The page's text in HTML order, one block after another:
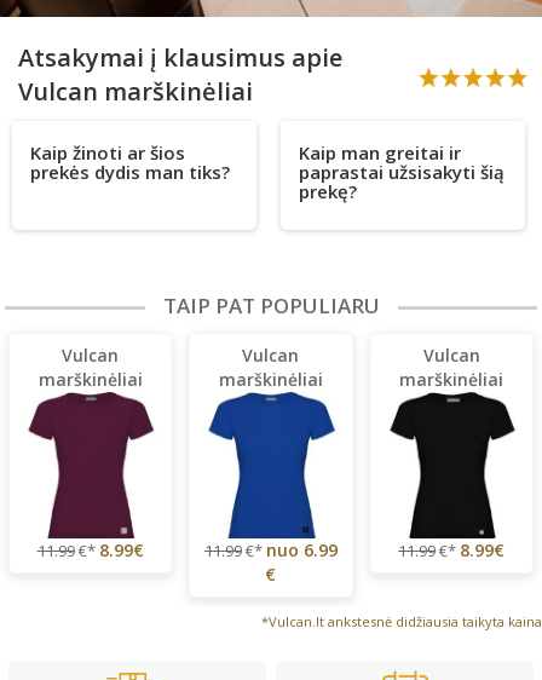
Atsakymai į klausimus apie
Vulcan marškinėliai
Kaip žinoti ar šios
prekės dydis man tiks?
Kaip man greitai ir
paprastai užsisakyti šią
prekę?
TAIP PAT POPULIARU
Vulcan
marškinėliai
11.99€* 8.99€
Vulcan
marškinėliai
11.99€* nuo 6.99
€
Vulcan
marškinėliai
11.99€* 8.99€
*Vulcan.lt ankstesnė didžiausia taikyta kaina